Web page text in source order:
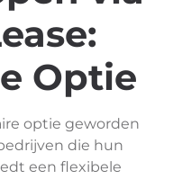
Optie
optie geworden
die hun
een flexibele